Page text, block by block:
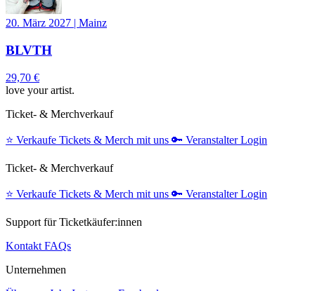
20. März 2027 | Mainz
BLVTH
29,70 €
love your artist.
Ticket- & Merchverkauf
⭐️ Verkaufe Tickets & Merch mit uns 🔑 Veranstalter Login
Ticket- & Merchverkauf
⭐️ Verkaufe Tickets & Merch mit uns 🔑 Veranstalter Login
Support für Ticketkäufer:innen
Kontakt FAQs
Unternehmen